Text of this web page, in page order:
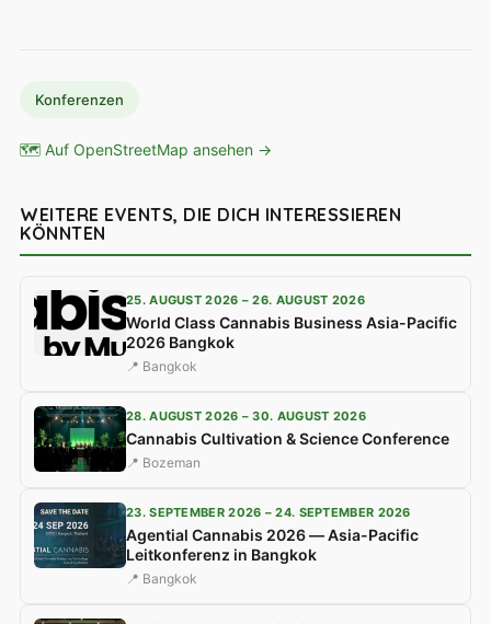
Konferenzen
🗺 Auf OpenStreetMap ansehen →
WEITERE EVENTS, DIE DICH INTERESSIEREN
KÖNNTEN
25. AUGUST 2026 – 26. AUGUST 2026
World Class Cannabis Business Asia-Pacific
2026 Bangkok
📍 Bangkok
28. AUGUST 2026 – 30. AUGUST 2026
Cannabis Cultivation & Science Conference
📍 Bozeman
23. SEPTEMBER 2026 – 24. SEPTEMBER 2026
Agential Cannabis 2026 — Asia-Pacific
Leitkonferenz in Bangkok
📍 Bangkok